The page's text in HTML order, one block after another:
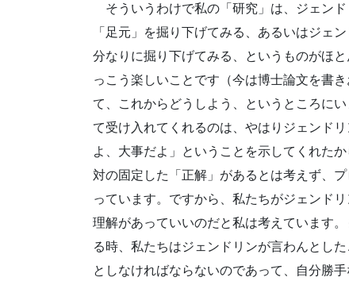
そういうわけで私の「研究」は、ジェン
「足元」を掘り下げてみる、あるいはジェ
分なりに掘り下げてみる、というものがほ
っこう楽しいことです（今は博士論文を書
て、これからどうしよう、というところに
て受け入れてくれるのは、やはりジェンド
よ、大事だよ」ということを示してくれた
対の固定した「正解」があるとは考えず、
っています。ですから、私たちがジェンド
理解があっていいのだと私は考えています
る時、私たちはジェンドリンが言わんとし
としなければならないのであって、自分勝